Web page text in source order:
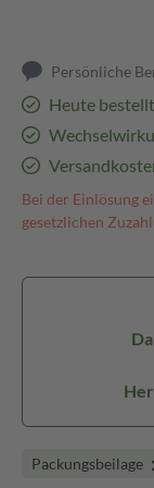
Persönliche
Heute
Bei der Einlösung
gesetzlichen
Packungsbeilage